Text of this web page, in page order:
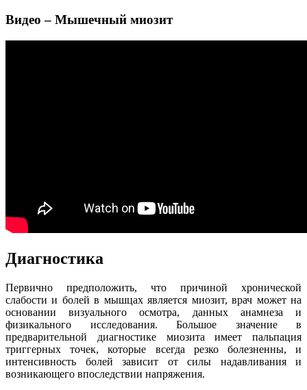
Видео – Мышечный миозит
Диагностика
Первично предположить, что причиной хронической
слабости и болей в мышцах является миозит, врач может на
основании визуального осмотра, данных анамнеза и
физикального исследования. Большое значение в
предварительной диагностике миозита имеет пальпация
триггерных точек, которые всегда резко болезненны, и
интенсивность болей зависит от силы надавливания и
возникающего впоследствии напряжения.